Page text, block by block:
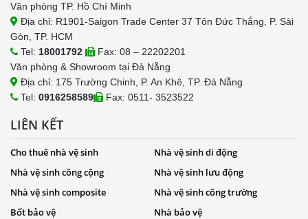
Văn phòng TP. Hồ Chí Minh
Địa chỉ: R1901-Saigon Trade Center 37 Tôn Đức Thắng, P. Sài
Gòn, TP. HCM
Tel: 18001792
Fax: 08 – 22202201
Văn phòng & Showroom tại Đà Nẵng
Địa chỉ: 175 Trường Chinh, P. An Khê, TP. Đà Nẵng
Tel: 0916258589 Fax: 0511- 3523522
LIÊN KẾT
Cho thuê nhà vệ sinh
Nhà vệ sinh di động
Nhà vệ sinh công cộng
Nhà vệ sinh lưu động
Nhà vệ sinh composite
Nhà vệ sinh công trường
Bốt bảo vệ
Nhà bảo vệ